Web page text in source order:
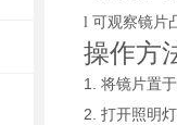
l 可观察镜片
操作方
1. 将镜片置
2. 打开照明